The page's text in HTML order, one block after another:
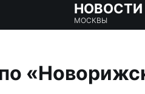
НОВОСТИ
МОСКВЫ